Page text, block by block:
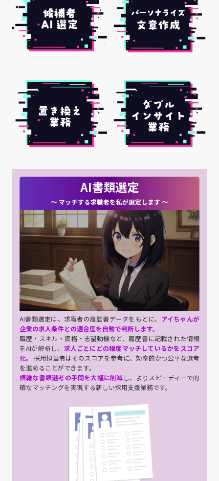
AI書類選定
〜 マッチする求職者を私が選定します 〜
AI書類選定は、求職者の履歴書データをもとに、 アイちゃんが
企業の求人条件との適合度を自動で判断します。
職歴・スキル・資格・志望動機など、履歴書に記載された情報
をAIが解析し、 求人ごとにどの程度マッチしているかをスコア
化。
採用担当者はそのスコアを参考に、効率的かつ公平な選考
を進めることができます。
煩雑な書類選考の手間を大幅に削減 し、よりスピーディーで的
確なマッチングを実現する新しい採用支援業務です。